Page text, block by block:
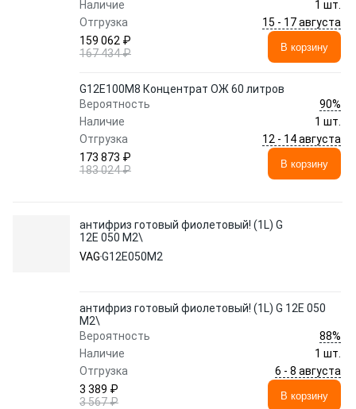
Наличие
1 шт.
Отгрузка
15 - 17 августа
159 062 ₽
167 434 ₽
В корзину
G12E100M8 Концентрат ОЖ 60 литров
Вероятность
90%
Наличие
1 шт.
Отгрузка
12 - 14 августа
173 873 ₽
183 024 ₽
В корзину
антифриз готовый фиолетовый! (1L) G
12E 050 M2\
VAGG12E050M2
антифриз готовый фиолетовый! (1L) G 12E 050
M2\
Вероятность
88%
Наличие
1 шт.
Отгрузка
6 - 8 августа
3 389 ₽
3 567 ₽
В корзину